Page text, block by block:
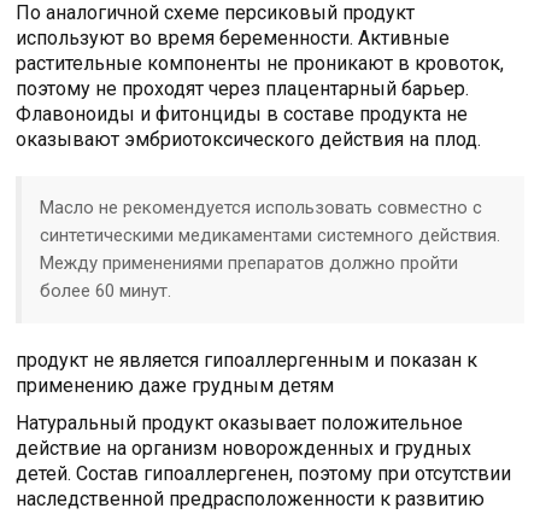
По аналогичной схеме персиковый продукт
используют во время беременности. Активные
растительные компоненты не проникают в кровоток,
поэтому не проходят через плацентарный барьер.
Флавоноиды и фитонциды в составе продукта не
оказывают эмбриотоксического действия на плод.
Масло не рекомендуется использовать совместно с
синтетическими медикаментами системного действия.
Между применениями препаратов должно пройти
более 60 минут.
продукт не является гипоаллергенным и показан к
применению даже грудным детям
Натуральный продукт оказывает положительное
действие на организм новорожденных и грудных
детей. Состав гипоаллергенен, поэтому при отсутствии
наследственной предрасположенности к развитию